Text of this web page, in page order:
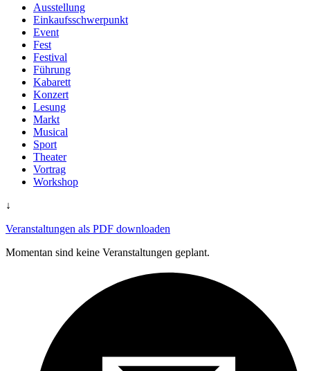
Ausstellung
Einkaufsschwerpunkt
Event
Fest
Festival
Führung
Kabarett
Konzert
Lesung
Markt
Musical
Sport
Theater
Vortrag
Workshop
↓
Veranstaltungen als PDF downloaden
Momentan sind keine Veranstaltungen geplant.